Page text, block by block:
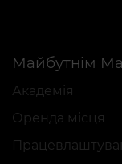
Академія
Оренда місця